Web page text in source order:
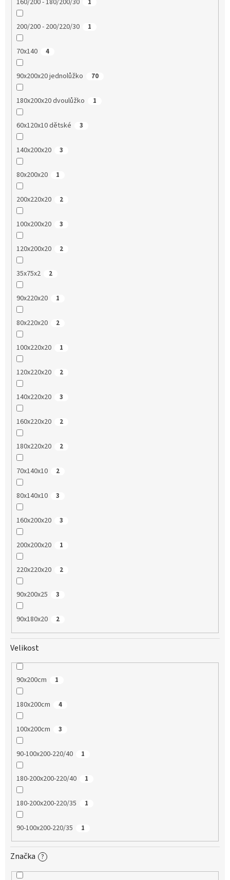
160/200 - 180/200/30 1
200/200 - 200/220/30 1
70x140 4
90x200x20 jednolůžko 70
180x200x20 dvoulůžko 1
60x120x10 dětské 3
140x200x20 3
80x200x20 1
200x220x20 2
100x200x20 3
120x200x20 2
35x75x2 2
90x220x20 1
80x220x20 2
100x220x20 1
120x220x20 2
140x220x20 3
160x220x20 2
180x220x20 2
70x140x10 2
80x140x10 3
160x200x20 3
200x200x20 1
220x220x20 2
90x200x25 3
90x180x20 2
Velikost
90x200cm 1
180x200cm 4
100x200cm 3
90-100x200-220/40 1
180-200x200-220/40 1
180-200x200-220/35 1
90-100x200-220/35 1
Značka ?